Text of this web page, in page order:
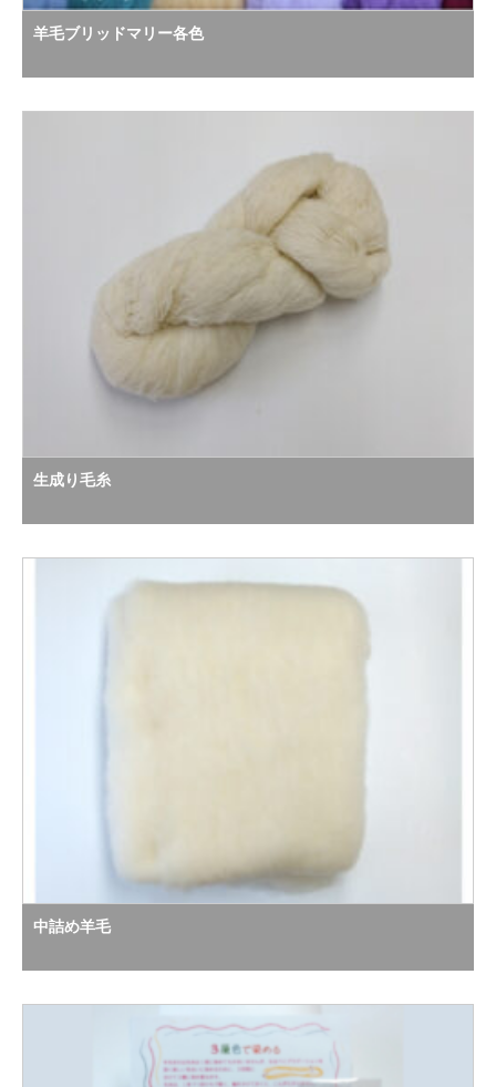
羊毛ブリッドマリー各色
生成り毛糸
中詰め羊毛